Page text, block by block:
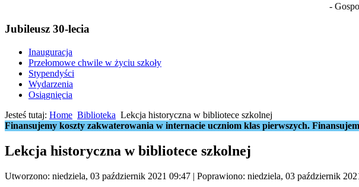
-
Jubileusz 30-lecia
Inauguracja
Przełomowe chwile w życiu szkoły
Stypendyści
Wydarzenia
Osiągnięcia
Jesteś tutaj: Home Biblioteka Lekcja historyczna w bibliotece szkolnej
Finansujemy koszty zakwaterowania w internacie uczniom klas pierwszych.
Lekcja historyczna w bibliotece szkolnej
Utworzono: niedziela, 03 październik 2021 09:47 | Poprawiono: niedziela, 03 październik